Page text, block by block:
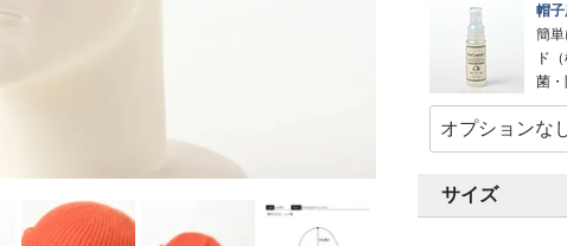
帽
簡
ド
菌・
サイズ